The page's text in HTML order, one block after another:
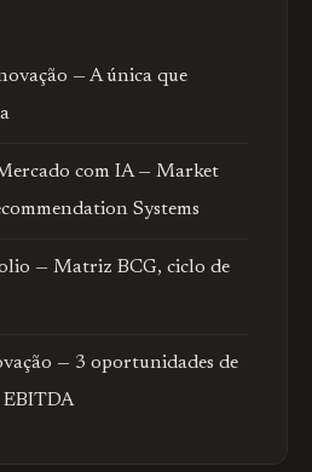
— A única que
com IA — Market
Systems
— Matriz BCG, ciclo de
— 3 oportunidades de
EBITDA